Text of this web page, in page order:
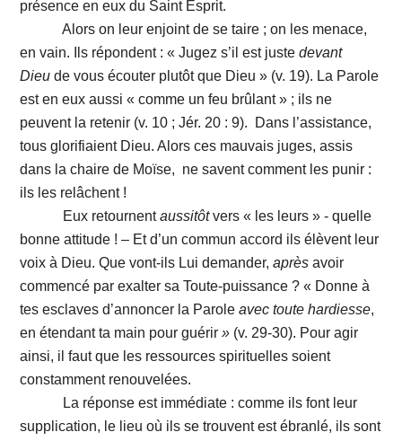
présence en eux du Saint Esprit.
Alors on leur enjoint de se taire ; on les menace,
en vain. Ils répondent : « Jugez s’il est justedevant
Dieu de vous écouter plutôt que Dieu » (v. 19). La Parole
est en eux aussi « comme un feu brûlant » ; ils ne
peuvent la retenir (v. 10 ; Jér. 20 : 9). Dans l’assistance,
tous glorifiaient Dieu. Alors ces mauvais juges, assis
dans la chaire de Moïse, ne savent comment les punir :
ils les relâchent !
Eux retournentaussitôtvers « les leurs » - quelle
bonne attitude ! – Et d’un commun accord ils élèvent leur
voix à Dieu. Que vont-ils Lui demander,après avoir
commencé par exalter sa Toute-puissance ? « Donne à
tes esclaves d’annoncer la Paroleavec toute hardiesse,
en étendant ta main pour guérir » (v. 29-30). Pour agir
ainsi, il faut que les ressources spirituelles soient
constamment renouvelées.
La réponse est immédiate : comme ils font leur
supplication, le lieu où ils se trouvent est ébranlé, ils sont